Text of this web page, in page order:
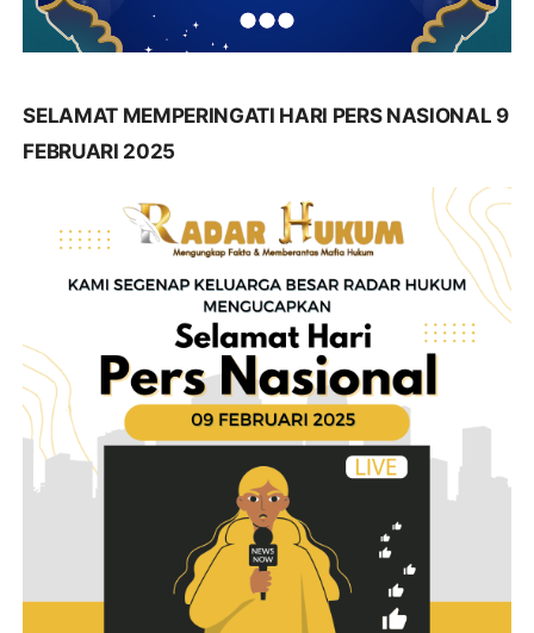
SELAMAT MEMPERINGATI HARI PERS NASIONAL 9
FEBRUARI 2025